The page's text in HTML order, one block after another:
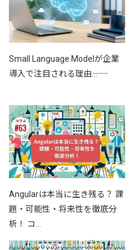
Small Language Modelが企業
導入で注目される理由――…
Angularは本当に生き残る？ 課
題・可能性・将来性を徹底分
析！ コ…